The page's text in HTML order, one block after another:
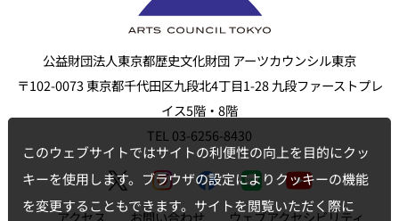
このウェブサイトではサイトの利便性の向上を目的にクッ
キーを使用します。ブラウザの設定によりクッキーの機能
を変更することもできます。サイトを閲覧いただく際に
公益財団法人東京都歴史文化財団 アーツカウンシル東京
〒102-0073 東京都千代田区九段北4丁目1-28 九段ファーストプレ
イス5階・8階
TEL 03-6256-8430
アクセス お問い合わせ ウェブアクセシビリティ